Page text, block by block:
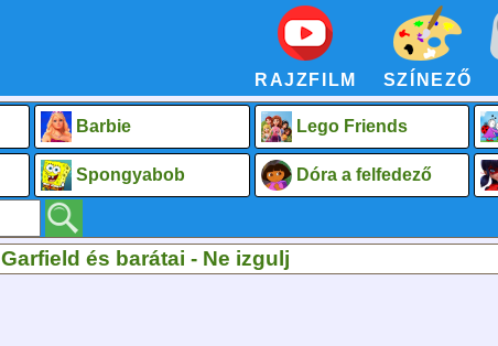
RAJZFILM SZÍNEZŐ
Barbie Lego Friends
Spongyabob Dóra a felfedező
Garfield és barátai - Ne izgulj